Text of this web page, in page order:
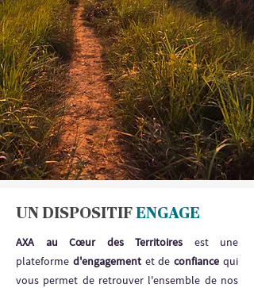
UN DISPOSITIF ENGAGE
AXA au Cœur des Territoires est une
plateforme d'engagementet deconfiance qui
vous permet de retrouver l'ensemble de nos